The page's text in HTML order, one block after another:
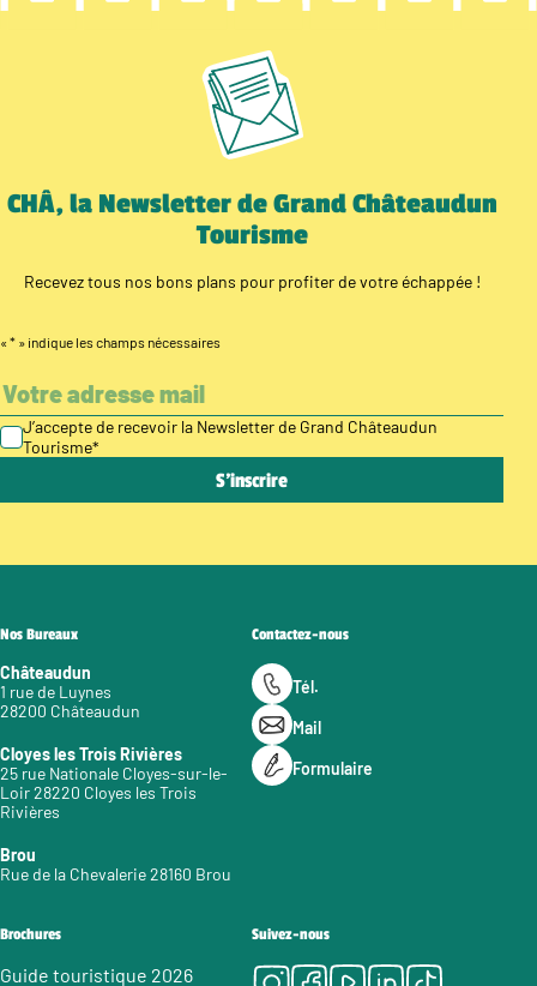
CHÂ, la Newsletter de Grand Châteaudun
Tourisme
Recevez tous nos bons plans pour profiter de votre échappée !
« * » indique les champs nécessaires
J’accepte de recevoir la Newsletter de Grand Châteaudun
Tourisme*
Nos Bureaux
Châteaudun
1 rue de Luynes
28200 Châteaudun
Cloyes les Trois Rivières
25 rue Nationale Cloyes-sur-le-
Loir 28220 Cloyes les Trois
Rivières
Brou
Rue de la Chevalerie 28160 Brou
Contactez-nous
Tél.
Mail
Formulaire
Brochures
Guide touristique 2026
Suivez-nous